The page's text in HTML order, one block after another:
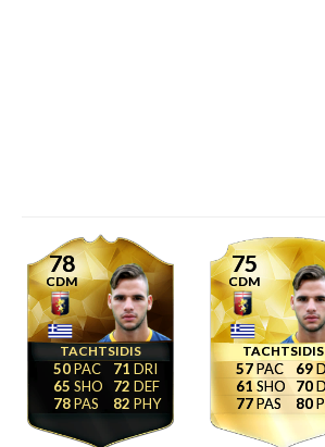
78
CDM
TACHTSIDIS
50
65
78
71
72
82
75
CDM
TACHTSIDIS
57
61
77
69
70
80